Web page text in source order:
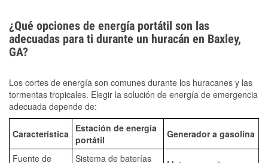
¿Qué opciones de energía portátil son las
adecuadas para ti durante un huracán en Baxley,
GA?
Los cortes de energía son comunes durante los huracanes y las
tormentas tropicales. Elegir la solución de energía de emergencia
adecuada depende de:
Característica
Estación de energía
portátil
Generador a gasolina
Fuente de Sistema de baterías